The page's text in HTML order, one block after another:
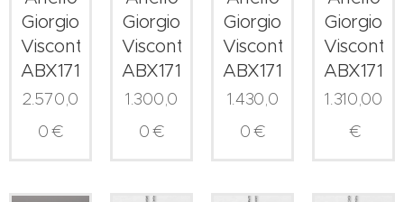
Giorgio
Visconti
ABX17197R
2.570,0
0€
Giorgio
Visconti
ABX17166Z
1.300,0
0€
Giorgio
Visconti
ABX17166S
1.430,0
0€
Giorgio
Visconti
1.310,00
€